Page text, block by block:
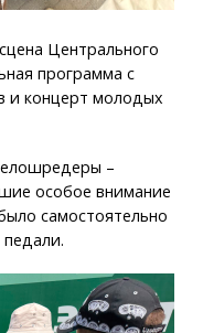
Центрального
программа с
и концерт молодых
–
особое внимание
самостоятельно
педали.